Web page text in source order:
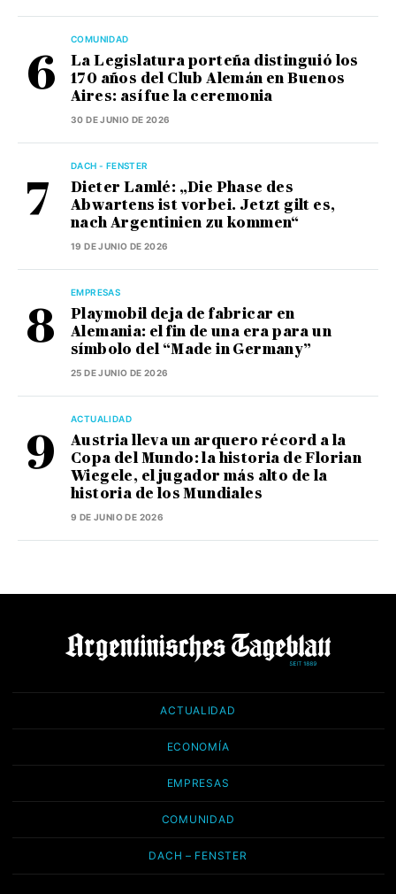
COMUNIDAD
La Legislatura porteña distinguió los
170 años del Club Alemán en Buenos
Aires: así fue la ceremonia
30 DE JUNIO DE 2026
DACH - FENSTER
Dieter Lamlé: „Die Phase des
Abwartens ist vorbei. Jetzt gilt es,
nach Argentinien zu kommen“
19 DE JUNIO DE 2026
EMPRESAS
Playmobil deja de fabricar en
Alemania: el fin de una era para un
símbolo del “Made in Germany”
25 DE JUNIO DE 2026
ACTUALIDAD
Austria lleva un arquero récord a la
Copa del Mundo: la historia de Florian
Wiegele, el jugador más alto de la
historia de los Mundiales
9 DE JUNIO DE 2026
ACTUALIDAD
ECONOMÍA
EMPRESAS
COMUNIDAD
DACH – FENSTER